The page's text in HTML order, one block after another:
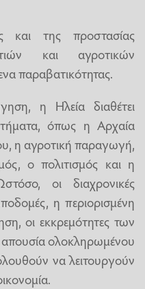
και της προστασίας
και αγροτικών
παραβατικότητας.
η Ηλεία διαθέτει
όπως η Αρχαία
η αγροτική παραγωγή,
ο πολιτισμός και η
οι διαχρονικές
η περιορισμένη
οι εκκρεμότητες των
ολοκληρωμένου
να λειτουργούν